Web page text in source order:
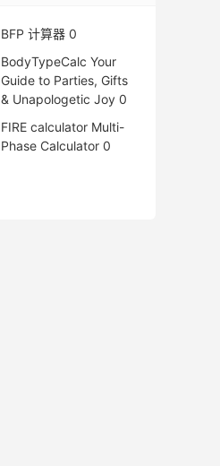
BFP 计算器 0
BodyTypeCalc Your
Guide to Parties, Gifts
& Unapologetic Joy 0
FIRE calculator Multi-
Phase Calculator 0